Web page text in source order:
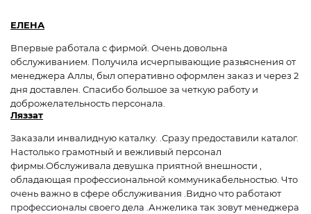
ЕЛЕНА
Впервые работала с фирмой. Очень довольна
обслуживанием. Получила исчерпывающие разьяснения от
менеджера Аллы, был оперативно оформлен заказ и через 2
дня доставлен. Спасибо большое за четкую работу и
доброжелательность персонала.
Ляззат
Заказали инвалидную каталку. .Сразу предоставили каталог.
Настолько грамотный и вежливый персонал
фирмы.Обслуживала девушка приятной внешности ,
обладающая профессиональной коммуникабельностью. Что
очень важно в сфере обслуживания .Видно что работают
профессионалы своего дела .Анжелика так зовут менеджера